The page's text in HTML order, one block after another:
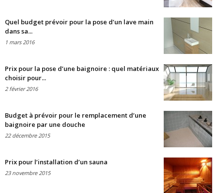
Quel budget prévoir pour la pose d’un lave main
dans sa...
1 mars 2016
Prix pour la pose d’une baignoire : quel matériaux
choisir pour...
2 février 2016
Budget à prévoir pour le remplacement d’une
baignoire par une douche
22 décembre 2015
Prix pour l’installation d’un sauna
23 novembre 2015